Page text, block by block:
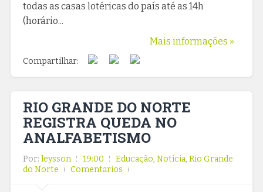
todas as casas lotéricas do país até as 14h
(horário...
Mais informações »
Compartilhar:
RIO GRANDE DO NORTE
REGISTRA QUEDA NO
ANALFABETISMO
Por: leysson 19:00 Educação, Notícia, Rio Grande
do Norte
Comentarios